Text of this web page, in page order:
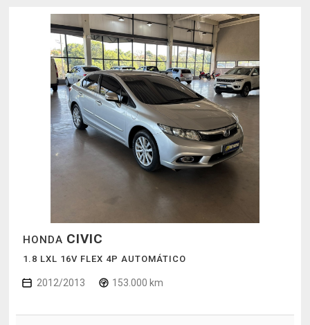
HONDA CIVIC
1.8 LXL 16V FLEX 4P AUTOMÁTICO
2012/2013 153.000 km